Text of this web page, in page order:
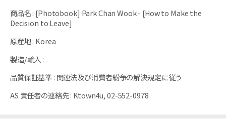
商品名: [Photobook] Park Chan Wook - [How to Make the
Decision to Leave]
原産地: Korea
製造/輸入 :
品質保証基準: 関連法及び消費者紛争の解決規定に従う
AS 責任者の連絡先: Ktown4u, 02-552-0978